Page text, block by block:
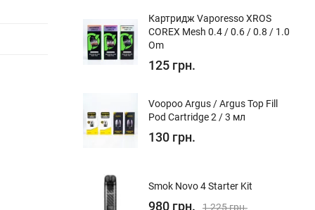
Картридж Vaporesso XROS
COREX Mesh 0.4 / 0.6 / 0.8 / 1.0
Om
125 грн.
Voopoo Argus / Argus Top Fill
Pod Cartridge 2 / 3 мл
130 грн.
Smok Novo 4 Starter Kit
980 грн. 1 225 грн.